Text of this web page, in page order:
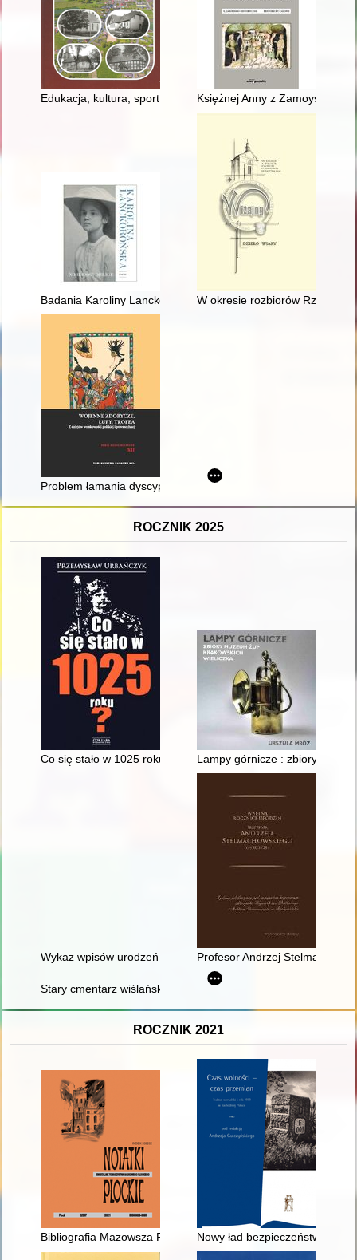
Edukacja, kultura, sport i rekreacja 1945-1990
Księżnej Anny z Zamoyskich
Badania Karoliny Lanckorońskiej nad twórczością Michała
W okresie rozbiorów
Problem łamania dyscypliny w wojsku z chęci zdobycia
ROCZNIK 2025
Co się stało w 1025 roku? Lampy górnicze : zbiory
Wykaz wpisów urodzeń z lat: 1884-1913 w Parafii
Profesor Andrzej
Stary cmentarz wiślański. T. 2,
ROCZNIK 2021
Bibliografia Mazowsza Płockiego za okres 1 IV - 30 VI 2020 r
Nowy ład bezpieczeństwa w